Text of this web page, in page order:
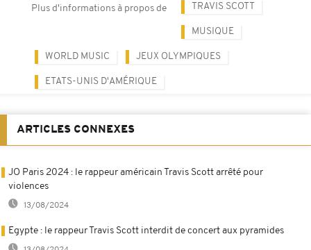
Plus d'informations à propos de TRAVIS SCOTT
MUSIQUE
WORLD MUSIC JEUX OLYMPIQUES
ETATS-UNIS D'AMÉRIQUE
ARTICLES CONNEXES
JO Paris 2024 : le rappeur américain Travis Scott arrêté pour
violences
13/08/2024
Egypte : le rappeur Travis Scott interdit de concert aux pyramides